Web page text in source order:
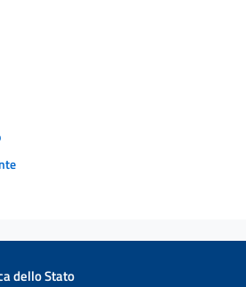
dello Stato